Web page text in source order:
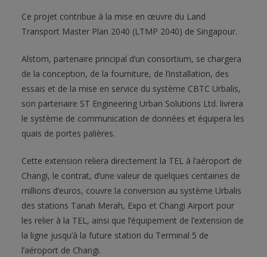
Ce projet contribue à la mise en œuvre du Land
Transport Master Plan 2040 (LTMP 2040) de Singapour.
Alstom, partenaire principal d’un consortium, se chargera
de la conception, de la fourniture, de l’installation, des
essais et de la mise en service du système CBTC Urbalis,
son partenaire ST Engineering Urban Solutions Ltd. livrera
le système de communication de données et équipera les
quais de portes palières.
Cette extension reliera directement la TEL à l’aéroport de
Changi, le contrat, d’une valeur de quelques centaines de
millions d’euros, couvre la conversion au système Urbalis
des stations Tanah Merah, Expo et Changi Airport pour
les relier à la TEL, ainsi que l’équipement de l’extension de
la ligne jusqu’à la future station du Terminal 5 de
l’aéroport de Changi.